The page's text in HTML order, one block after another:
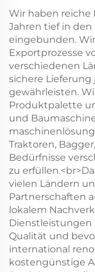
Wir haben reiche
Jahren tief in
eingebunden.
Exportprozesse
verschiedenen
sichere
gewährleisten.
Produktpalette
und
Traktoren,
Bedürfnisse
zu
vielen Ländern
Partnerschaften
lokalem
Dienstleistungen
Qualität und
international
kostengünstige